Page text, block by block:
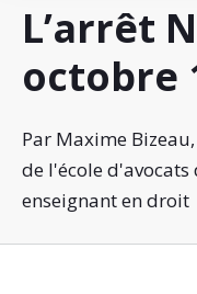
L’arrêt
octobre
Par Maxime
de l'école
enseignant en droit